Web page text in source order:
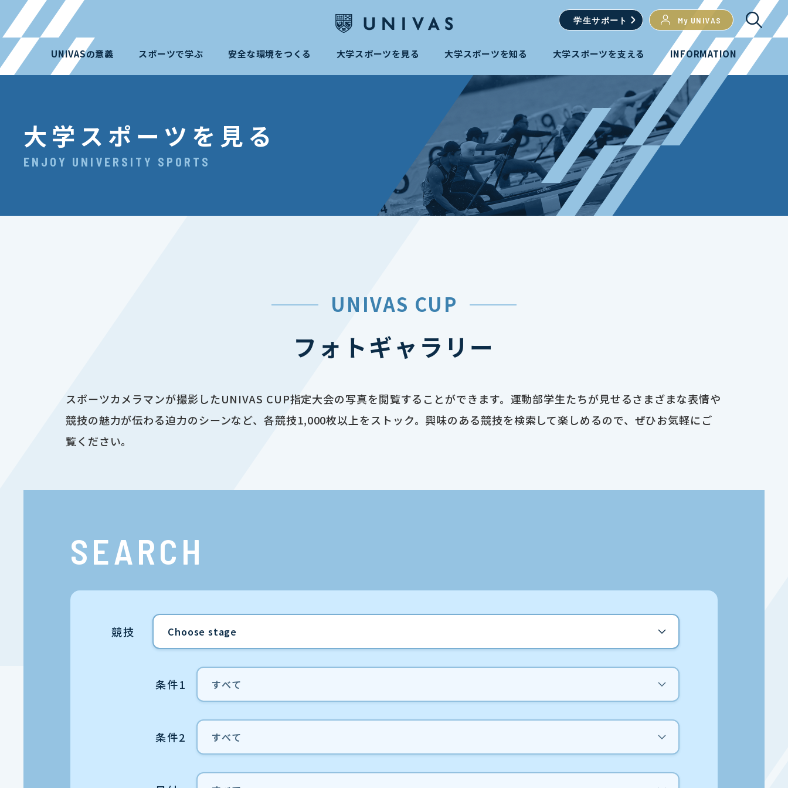
学生サポート My UNIVAS
UNIVASの意義 スポーツで学ぶ 安全な環境をつくる 大学スポーツを見る 大学スポーツを知る 大学スポーツを支える INFORMATION
大学スポーツを見る
ENJOY UNIVERSITY SPORTS
UNIVAS CUP
フォトギャラリー
スポーツカメラマンが撮影したUNIVAS CUP指定大会の写真を閲覧することができます。運動部学生たちが見せるさまざまな表情や
競技の魅力が伝わる迫力のシーンなど、各競技1,000枚以上をストック。興味のある競技を検索して楽しめるので、ぜひお気軽にご
覧ください。
SEARCH
競技
条件1
条件2